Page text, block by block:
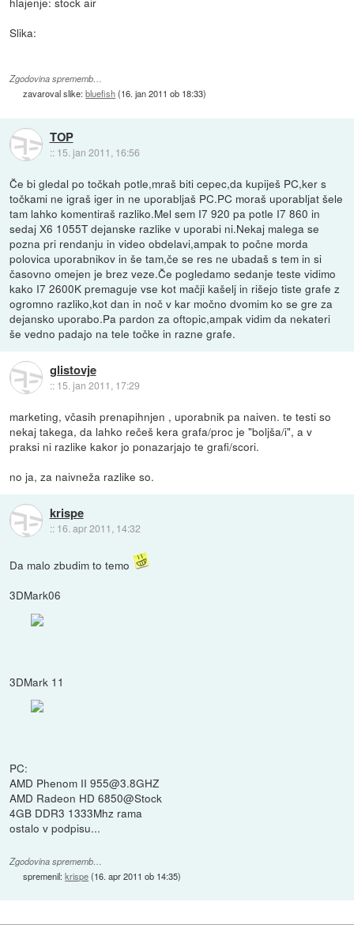
Slika:
Zgodovina sprememb…
zavaroval slike:bluefish(16. jan 2011 ob 18:33)
TOP
:: 15. jan 2011, 16:56
Če bi gledal po točkah potle,mraš biti cepec,da kupiješ PC,ker s
točkami ne igraš iger in ne uporabljaš PC.PC moraš uporabljat šele
tam lahko komentiraš razliko.Mel sem I7 920 pa potle I7 860 in
sedaj X6 1055T dejanske razlike v uporabi ni.Nekaj malega se
pozna pri rendanju in video obdelavi,ampak to počne morda
polovica uporabnikov in še tam,če se res ne ubadaš s tem in si
časovno omejen je brez veze.Če pogledamo sedanje teste vidimo
kako I7 2600K premaguje vse kot mačji kašelj in rišejo tiste grafe z
ogromno razliko,kot dan in noč v kar močno dvomim ko se gre za
dejansko uporabo.Pa pardon za oftopic,ampak vidim da nekateri
še vedno padajo na tele točke in razne grafe.
glistovje
:: 15. jan 2011, 17:29
marketing, včasih prenapihnjen , uporabnik pa naiven. te testi so
nekaj takega, da lahko rečeš kera grafa/proc je "boljša/i", a v
praksi ni razlike kakor jo ponazarjajo te grafi/scori.
no ja, za naivneža razlike so.
krispe
:: 16. apr 2011, 14:32
Da malo zbudim to temo
3DMark06
3DMark 11
PC:
AMD Phenom II 955@3.8GHZ
AMD Radeon HD 6850@Stock
4GB DDR3 1333Mhz rama
ostalo v podpisu...
Zgodovina sprememb…
spremenil:krispe(16. apr 2011 ob 14:35)